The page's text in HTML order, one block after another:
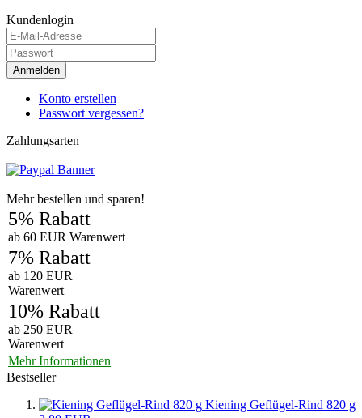
Kundenlogin
Anmelden
Konto erstellen
Passwort vergessen?
Zahlungsarten
Mehr bestellen und sparen!
5% Rabatt
ab 60 EUR Warenwert
7% Rabatt
ab 120 EUR
Warenwert
10% Rabatt
ab 250 EUR
Warenwert
Mehr Informationen
Bestseller
Kiening Geflügel-Rind 820 g